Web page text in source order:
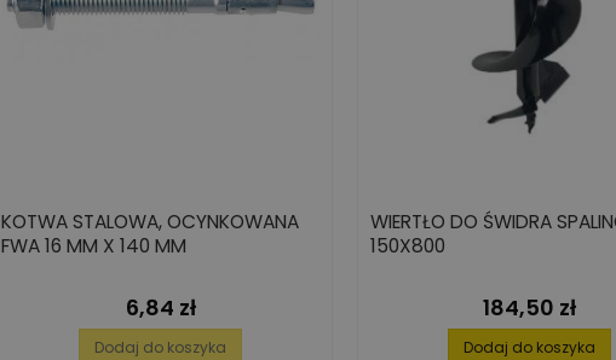
KOTWA STALOWA, OCYNKOWANA
FWA 16 MM X 140 MM
Cena
6,84 zł
Dodaj do koszyka
WIERTŁO DO ŚWIDRA
150X800
Cena
184,50 zł
Dodaj do koszyka